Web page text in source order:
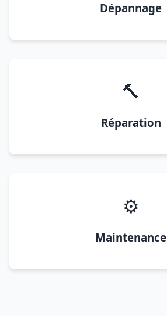
Dépannage
🔨
Réparation
⚙️
Maintenance